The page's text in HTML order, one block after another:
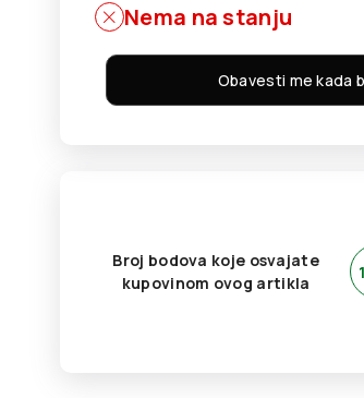
Nema na stanju
Obavesti me kada
Broj bodova koje osvajate
kupovinom ovog artikla